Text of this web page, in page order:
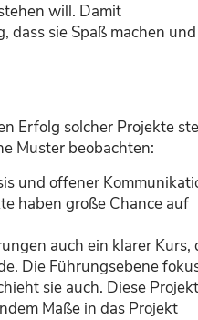
will. Damit
sie Spaß machen
Erfolg solcher Projekte
Muster beobachten:
und offener
haben große Chance auf
auch ein klarer Kurs,
Die Führungsebene
sie auch. Diese
Maße in das Projekt